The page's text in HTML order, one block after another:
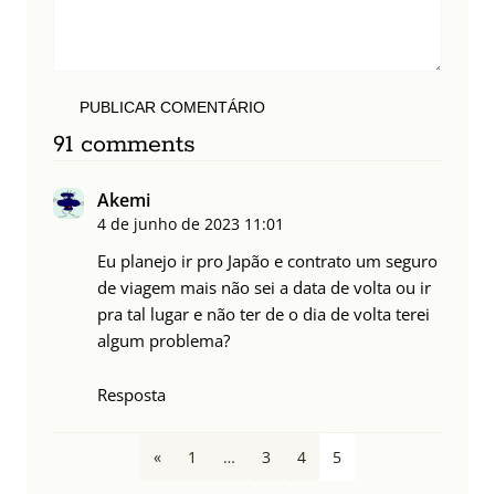
PUBLICAR COMENTÁRIO
91 comments
Akemi
4 de junho de 2023 11:01
Eu planejo ir pro Japão e contrato um seguro
de viagem mais não sei a data de volta ou ir
pra tal lugar e não ter de o dia de volta terei
algum problema?
Resposta
« 1 … 3 4 5